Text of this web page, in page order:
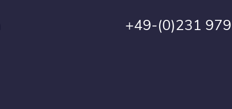
+49-(0)231